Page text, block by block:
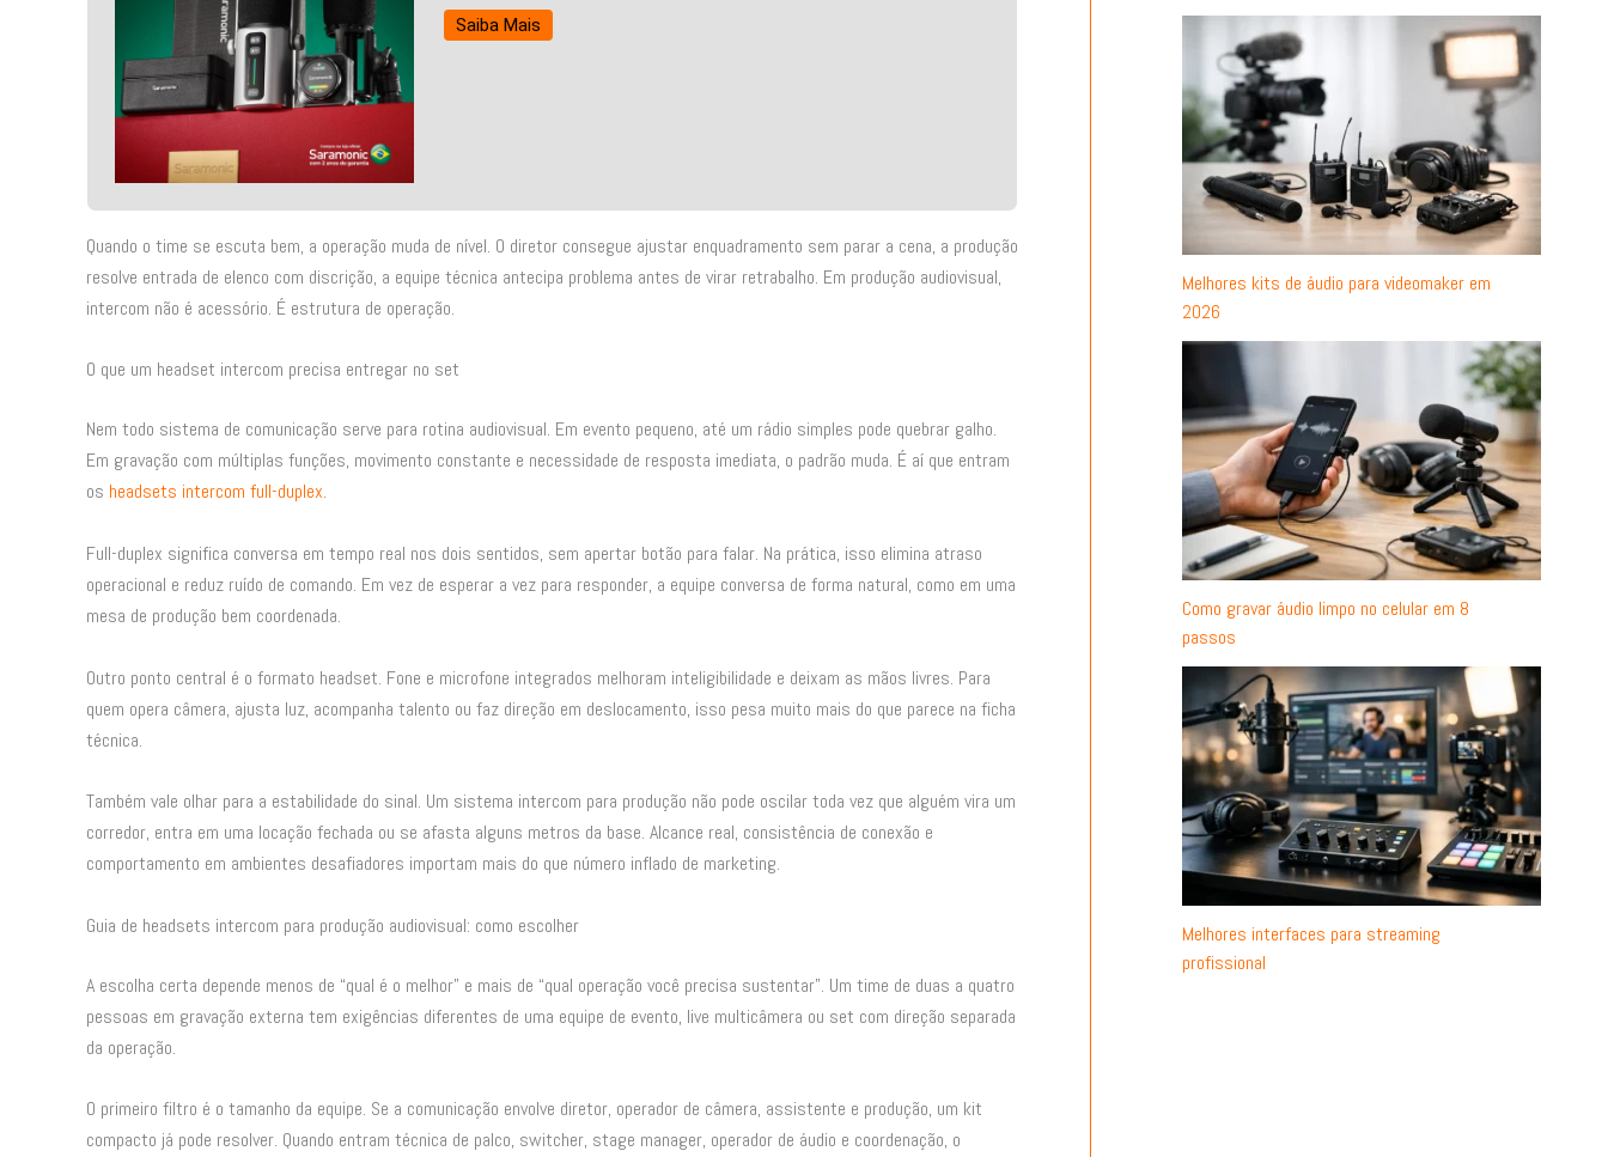
Saiba Mais
Quando o time se escuta bem, a operação muda de nível. O diretor consegue ajustar enquadramento sem parar a cena, a produção
resolve entrada de elenco com discrição, a equipe técnica antecipa problema antes de virar retrabalho. Em produção audiovisual,
intercom não é acessório. É estrutura de operação.
O que um headset intercom precisa entregar no set
Nem todo sistema de comunicação serve para rotina audiovisual. Em evento pequeno, até um rádio simples pode quebrar galho.
Em gravação com múltiplas funções, movimento constante e necessidade de resposta imediata, o padrão muda. É aí que entram
os headsets intercom full-duplex.
Full-duplex significa conversa em tempo real nos dois sentidos, sem apertar botão para falar. Na prática, isso elimina atraso
operacional e reduz ruído de comando. Em vez de esperar a vez para responder, a equipe conversa de forma natural, como em uma
mesa de produção bem coordenada.
Outro ponto central é o formato headset. Fone e microfone integrados melhoram inteligibilidade e deixam as mãos livres. Para
quem opera câmera, ajusta luz, acompanha talento ou faz direção em deslocamento, isso pesa muito mais do que parece na ficha
técnica.
Também vale olhar para a estabilidade do sinal. Um sistema intercom para produção não pode oscilar toda vez que alguém vira um
corredor, entra em uma locação fechada ou se afasta alguns metros da base. Alcance real, consistência de conexão e
comportamento em ambientes desafiadores importam mais do que número inflado de marketing.
Guia de headsets intercom para produção audiovisual: como escolher
A escolha certa depende menos de “qual é o melhor” e mais de “qual operação você precisa sustentar”. Um time de duas a quatro
pessoas em gravação externa tem exigências diferentes de uma equipe de evento, live multicâmera ou set com direção separada
da operação.
O primeiro filtro é o tamanho da equipe. Se a comunicação envolve diretor, operador de câmera, assistente e produção, um kit
compacto já pode resolver. Quando entram técnica de palco, switcher, stage manager, operador de áudio e coordenação, o
Melhores kits de áudio para videomaker em
2026
Como gravar áudio limpo no celular em 8
passos
Melhores interfaces para streaming
profissional